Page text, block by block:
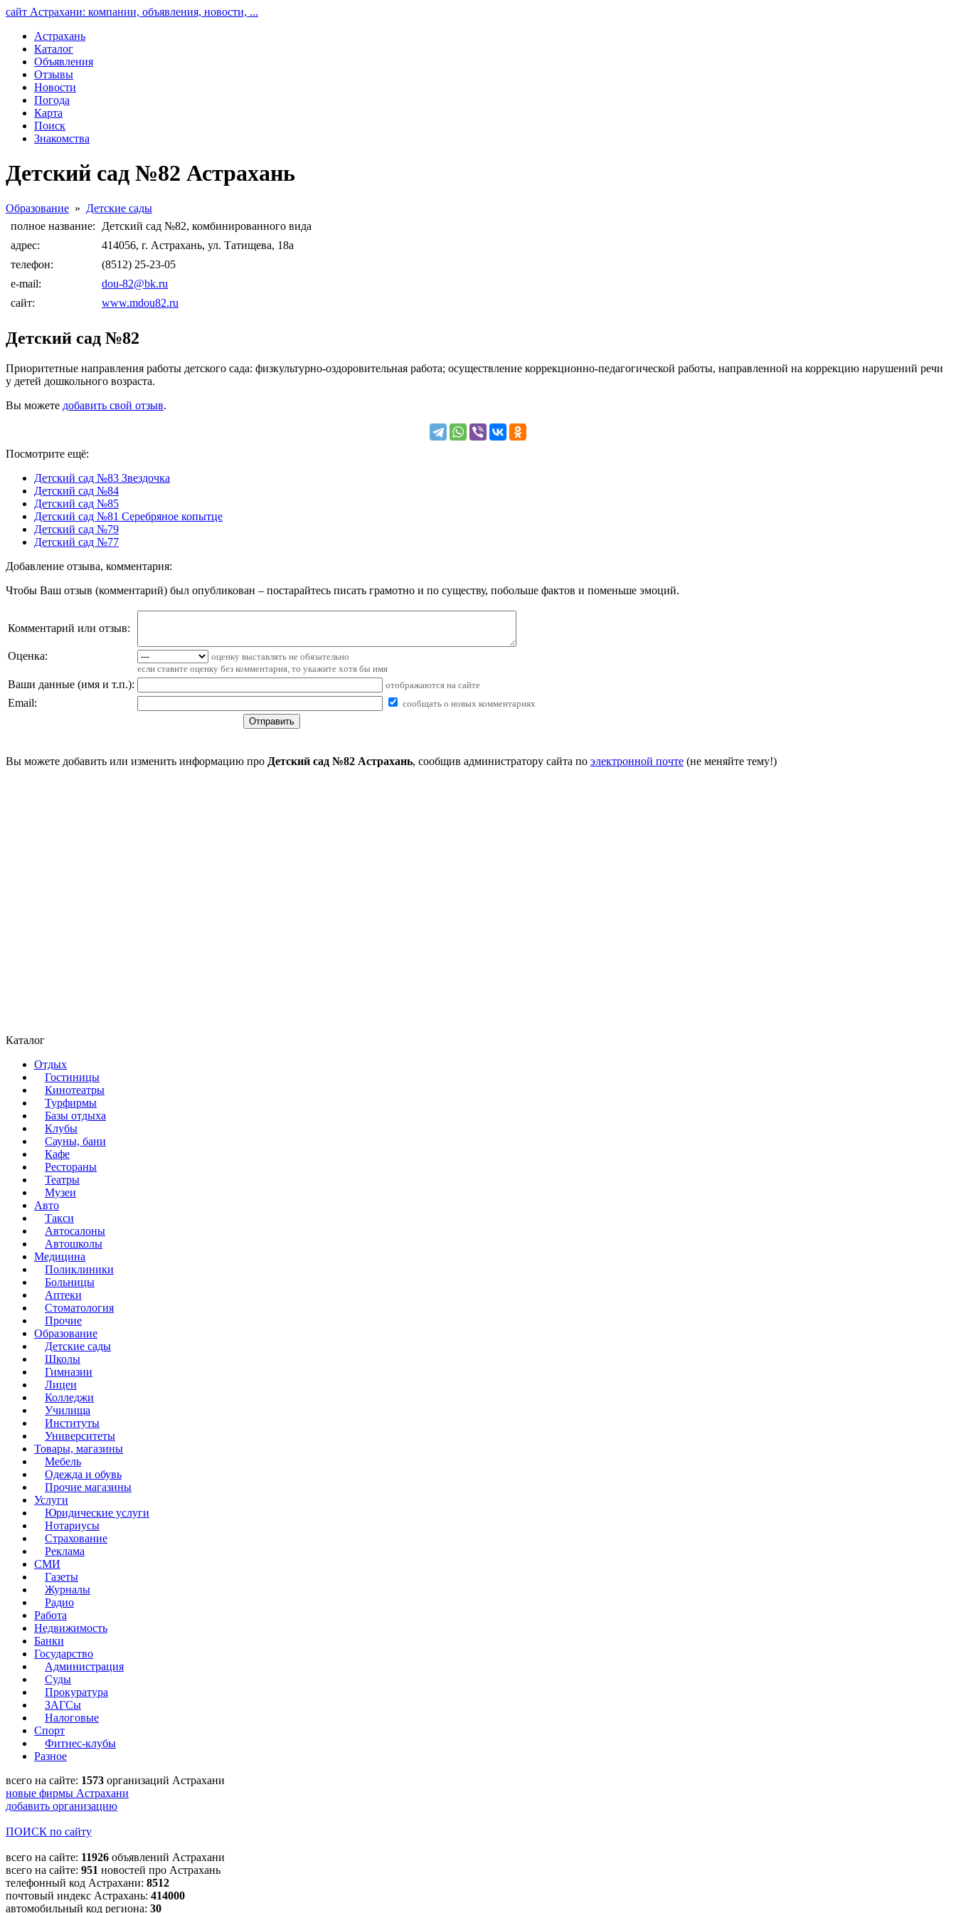
сайт Астрахани: компании, объявления, новости, ...
Астрахань
Каталог
Объявления
Отзывы
Новости
Погода
Карта
Поиск
Знакомства
Детский сад №82 Астрахань
Образование » Детские сады
полное название:
Детский сад №82, комбинированного вида
адрес:
414056, г. Астрахань, ул. Татищева, 18а
телефон:
(8512) 25-23-05
e-mail:
dou-82@bk.ru
сайт:
www.mdou82.ru
Детский сад №82
Приоритетные направления работы детского сада: физкультурно-оздоровительная работа; осуществление коррекционно-педагогической работы, направленной на коррекцию нарушений речи
у детей дошкольного возраста.
Вы можете добавить свой отзыв.
Посмотрите ещё:
Детский сад №83 Звездочка
Детский сад №84
Детский сад №85
Детский сад №81 Серебряное копытце
Детский сад №79
Детский сад №77
Добавление отзыва, комментария:
Чтобы Ваш отзыв (комментарий) был опубликован – постарайтесь писать грамотно и по существу, побольше фактов и поменьше эмоций.
Комментарий или отзыв:
Оценка:
оценку выставлять не обязательно
если ставите оценку без комментария, то укажите хотя бы имя
Ваши данные (имя и т.п.): отображаются на сайте
Email: сообщать о новых комментариях
Вы можете добавить или изменить информацию про Детский сад №82 Астрахань, сообщив администратору сайта по электронной почте (не меняйте тему!)
Каталог
Отдых
Гостиницы
Кинотеатры
Турфирмы
Базы отдыха
Клубы
Сауны, бани
Кафе
Рестораны
Театры
Музеи
Авто
Такси
Автосалоны
Автошколы
Медицина
Поликлиники
Больницы
Аптеки
Стоматология
Прочие
Образование
Детские сады
Школы
Гимназии
Лицеи
Колледжи
Училища
Институты
Университеты
Товары, магазины
Мебель
Одежда и обувь
Прочие магазины
Услуги
Юридические услуги
Нотариусы
Страхование
Реклама
СМИ
Газеты
Журналы
Радио
Работа
Недвижимость
Банки
Государство
Администрация
Суды
Прокуратура
ЗАГСы
Налоговые
Спорт
Фитнес-клубы
Разное
всего на сайте: 1573 организаций Астрахани
новые фирмы Астрахани
добавить организацию
ПОИСК по сайту
всего на сайте: 11926 объявлений Астрахани
всего на сайте: 951 новостей про Астрахань
телефонный код Астрахани: 8512
почтовый индекс Астрахань: 414000
автомобильный код региона: 30